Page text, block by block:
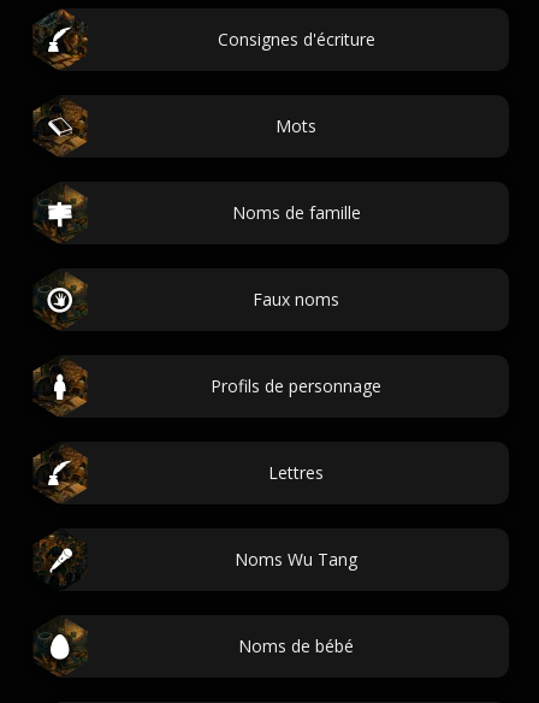
Consignes d'écriture
Mots
Noms de famille
Faux noms
Profils de personnage
Lettres
Noms Wu Tang
Noms de bébé